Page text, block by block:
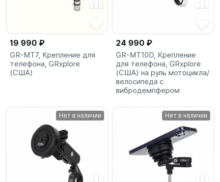
19 990 ₽
GR-MT7, Крепление для
телефона, GRxplore
(США)
24 990 ₽
GR-MT10D, Крепление
для телефона, GRxplore
(США) на руль мотоцикла/
велосипеда с
вибродемпфером
Нет в наличии Нет в наличии